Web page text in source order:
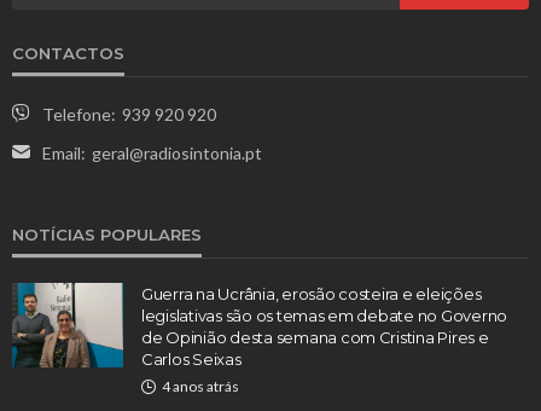
CONTACTOS
Telefone: 939 920 920
Email: geral@radiosintonia.pt
NOTÍCIAS POPULARES
Guerra na Ucrânia, erosão costeira e eleições
legislativas são os temas em debate no Governo
de Opinião desta semana com Cristina Pires e
Carlos Seixas
4 anos atrás